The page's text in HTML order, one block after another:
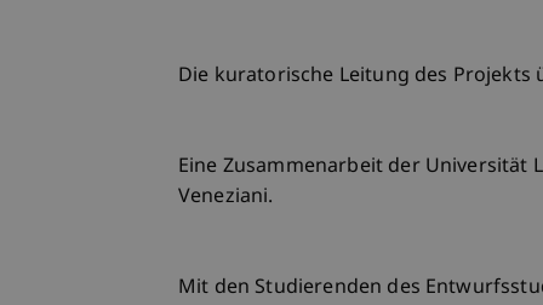
Die kuratorische Leitung des Projekts
Eine Zusammenarbeit der Universität
Veneziani.
Mit den Studierenden des